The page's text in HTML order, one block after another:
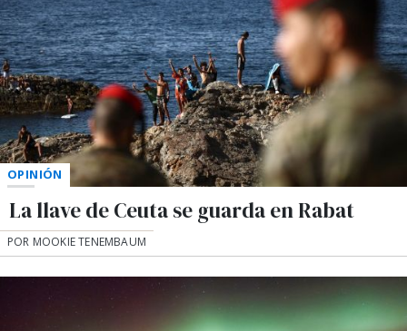
OPINIÓN
La llave de Ceuta se guarda en Rabat
POR MOOKIE TENEMBAUM